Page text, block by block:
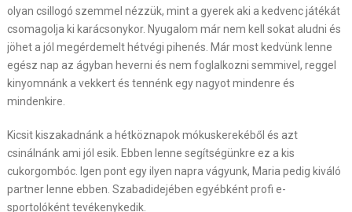
olyan csillogó szemmel nézzük, mint a gyerek aki a kedvenc játékát
csomagolja ki karácsonykor. Nyugalom már nem kell sokat aludni és
jöhet a jól megérdemelt hétvégi pihenés. Már most kedvünk lenne
egész nap az ágyban heverni és nem foglalkozni semmivel, reggel
kinyomnánk a vekkert és tennénk egy nagyot mindenre és
mindenkire.
Kicsit kiszakadnánk a hétköznapok mókuskerekéből és azt
csinálnánk ami jól esik. Ebben lenne segítségünkre ez a kis
cukorgombóc. Igen pont egy ilyen napra vágyunk, Maria pedig kiváló
partner lenne ebben. Szabadidejében egyébként profi e-
sportolóként tevékenykedik.